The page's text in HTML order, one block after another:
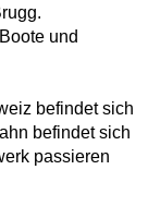
und
befindet sich
befindet sich
passieren